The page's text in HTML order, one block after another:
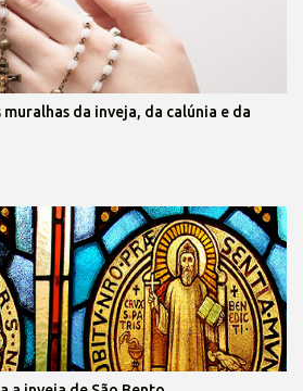
da inveja, da calúnia e da